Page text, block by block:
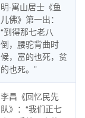
明·寓山居士《鱼
儿佛》第一出：
“到得那七老八
倒，腰驼背曲时
候，富的也死，贫
的也死。”
李昌《回忆民先
队》：“我们正七